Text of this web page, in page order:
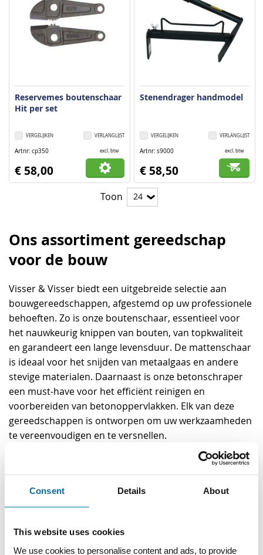
Consent Details About
This website uses cookies
We use cookies to personalise content and ads, to provide
Reservemes boutenschaar
Hit per set
VERLANGLIJST
VERGELIJKEN
Artnr cp350 excl. btw
€ 58,00
Stenendrager handmodel
VERLANGLIJST
VERGELIJKEN
Artnr s9000 excl. btw
€ 58,50
Toon
Ons assortiment gereedschap
voor de bouw
Visser & Visser biedt een uitgebreide selectie aan
bouwgereedschappen, afgestemd op uw professionele
behoeften. Zo is onze boutenschaar, essentieel voor
het nauwkeurig knippen van bouten, van topkwaliteit
en garandeert een lange levensduur. De mattenschaar
is ideaal voor het snijden van metaalgaas en andere
stevige materialen. Daarnaast is onze betonschraper
een must-have voor het efficiënt reinigen en
voorbereiden van betonoppervlakken. Elk van deze
gereedschappen is ontworpen om uw werkzaamheden
te vereenvoudigen en te versnellen.
Bouwgereedschappen voor
verschillende werkzaamheden
Bij Visser & Visser begrijpen we dat elk bouwproject
Daarom bieden we een breed scala aan
gereedschappen, van eenvoudige